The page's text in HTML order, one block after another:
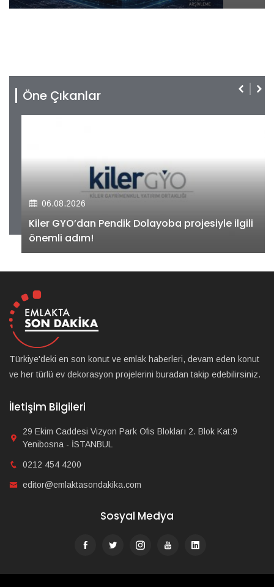
Öne Çıkanlar
06.08.2026
Kiler GYO’dan Pendik Dolayoba projesiyle ilgili
önemli adım!
Türkiye'deki en son konut ve emlak haberleri, devam eden konut
ve her türlü ev dekorasyon projelerini buradan takip edebilirsiniz.
İletişim Bilgileri
29 Ekim Caddesi Vizyon Park Ofis Blokları 2. Blok Kat:9
Yenibosna - İSTANBUL
0212 454 4200
editor@emlaktasondakika.com
Sosyal Medya